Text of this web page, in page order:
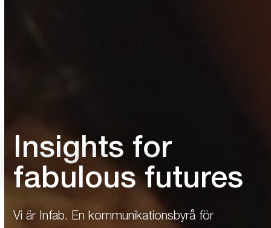
Insights for
fabulous futures
Vi är Infab. En kommunikationsbyrå för